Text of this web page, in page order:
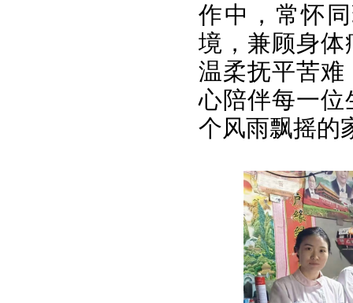
作中，常怀
境，兼顾身
温柔抚平苦
心陪伴每一
个风雨飘摇的